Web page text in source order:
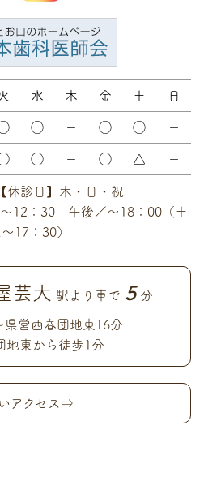
水 木 金 土 日
◯ － ◯ ◯ －
◯ － ◯ △ －
診日】木・日・祝
～12：30 午後／～18：00（土
17：30）
芸大 駅より車で 5 分
県営西春団地東16分
地東から徒歩1分
アクセス⇒